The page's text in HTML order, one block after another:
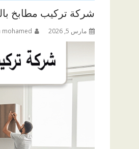
شركة تركيب مطابخ بالدمام
مارس 5, 2026 mohamed